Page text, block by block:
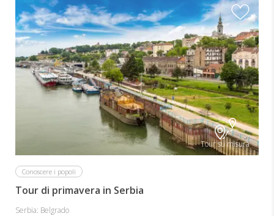
Tour su misura
Conoscere i popoli
Tour di primavera in Serbia
Serbia: Belgrado